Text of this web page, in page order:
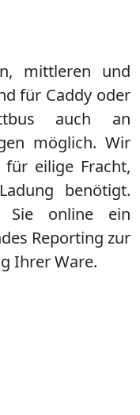
mittleren und
für Caddy oder
auch an
möglich. Wir
eilige Fracht,
benötigt.
Sie online ein
Reporting zur
Ihrer Ware.